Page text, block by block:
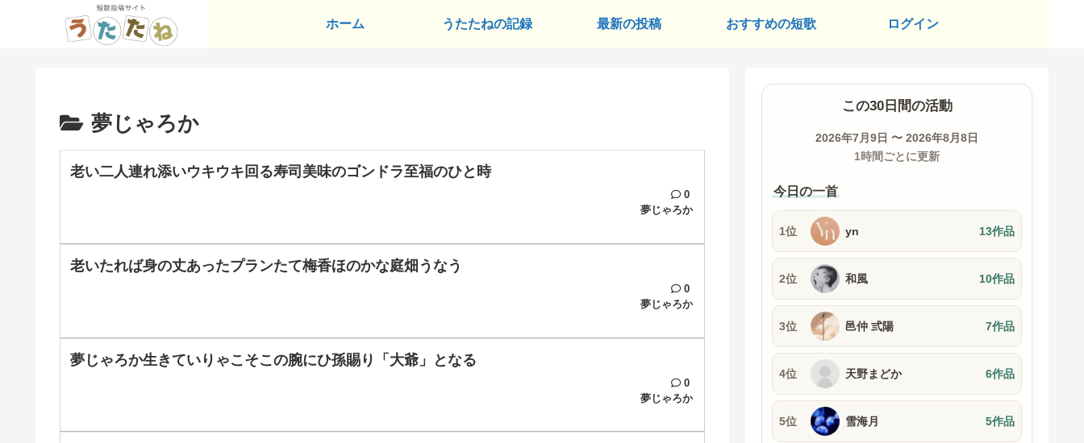
ホーム うたたねの記録 最新の投稿 おすすめの短歌 ログイン
夢じゃろか
老い二人連れ添いウキウキ回る寿司美味のゴンドラ至福のひと時
0
夢じゃろか
老いたれば身の丈あったプランたて梅香ほのかな庭畑うなう
0
夢じゃろか
夢じゃろか生きていりゃこそこの腕にひ孫賜り「大爺」となる
0
夢じゃろか
この30日間の活動
2026年7月9日 〜 2026年8月8日
1時間ごとに更新
今日の一首
1位 yn 13作品
2位 和風 10作品
3位 邑仲 弎陽 7作品
4位 天野まどか 6作品
5位 雪海月 5作品